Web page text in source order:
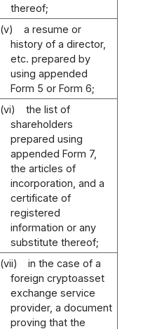
thereof;
(v)
a resume or
history of a director,
etc. prepared by
using appended
Form 5 or Form 6;
(vi)
the list of
shareholders
prepared using
appended Form 7,
the articles of
incorporation, and a
certificate of
registered
information or any
substitute thereof;
(vii)
in the case of a
foreign cryptoasset
exchange service
provider, a document
proving that the